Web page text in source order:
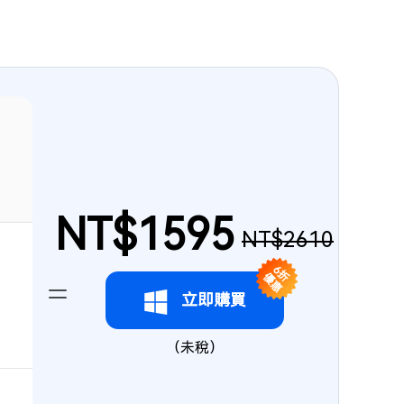
NT$1595 NT$2610
6折
優惠
立即購買
（未稅）